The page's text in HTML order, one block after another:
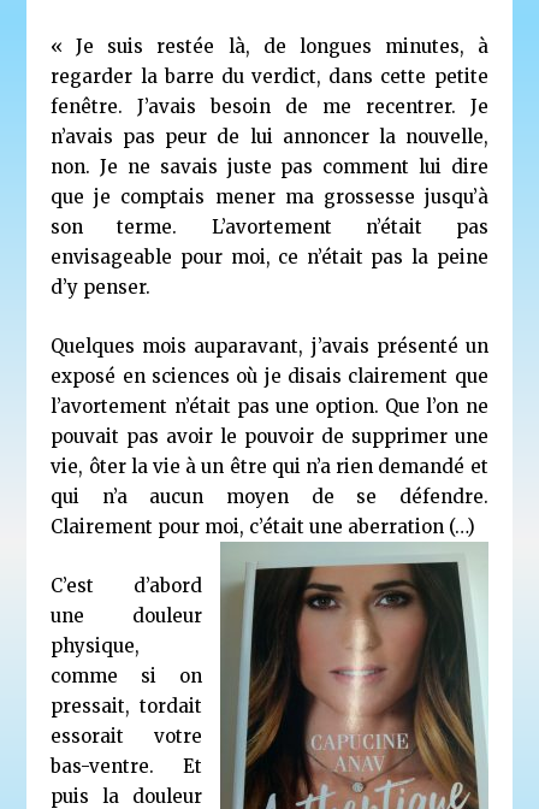
« Je suis restée là, de longues minutes, à
regarder la barre du verdict, dans cette petite
fenêtre. J’avais besoin de me recentrer. Je
n’avais pas peur de lui annoncer la nouvelle,
non. Je ne savais juste pas comment lui dire
que je comptais mener ma grossesse jusqu’à
son terme. L’avortement n’était pas
envisageable pour moi, ce n’était pas la peine
d’y penser.
Quelques mois auparavant, j’avais présenté un
exposé en sciences où je disais clairement que
l’avortement n’était pas une option. Que l’on ne
pouvait pas avoir le pouvoir de supprimer une
vie, ôter la vie à un être qui n’a rien demandé et
qui n’a aucun moyen de se défendre.
Clairement pour moi, c’était une aberration (…)
C’est d’abord
une douleur
physique,
comme si on
pressait, tordait
essorait votre
bas-ventre. Et
puis la douleur